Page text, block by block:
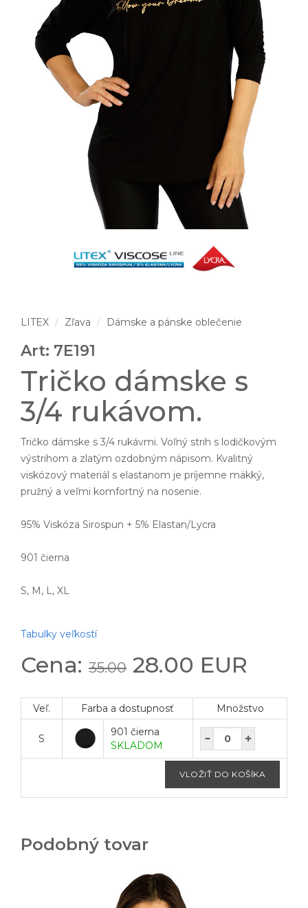
LITEX Zľava Dámske a pánske oblečenie
Art: 7E191
Tričko dámske s
3/4 rukávom.
Tričko dámske s 3/4 rukávmi. Voľný strih s lodičkovým
výstrihom a zlatým ozdobným nápisom. Kvalitný
viskózový materiál s elastanom je príjemne mäkký,
pružný a veľmi komfortný na nosenie.
95% Viskóza Sirospun + 5% Elastan/Lycra
901 čierna
S, M, L, XL
Tabulky veľkostí
Cena: 35.00 28.00 EUR
Veľ. Farba a dostupnosť Množstvo
S
901 čierna
SKLADOM
Podobný tovar